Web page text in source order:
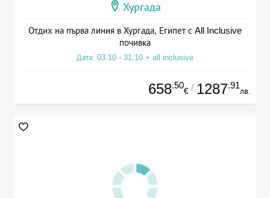
Хургада
Отдих на първа линия в Хургада, Египет с All Inclusive
почивка
Дата: 03.10 - 31.10 + all inclusive
658.50
€ / 1287.91
лв.